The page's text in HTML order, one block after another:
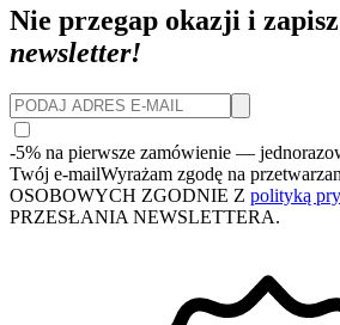
Nie przegap okazji i
newsletter!
-5% na pierwsze zamówienie —
Twój e-mailWyrażam zgodę na
OSOBOWYCH ZGODNIE Z polityką
PRZESŁANIA NEWSLETTERA.